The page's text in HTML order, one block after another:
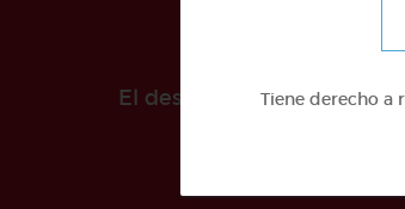
El desarollo de esteTiene derecho a